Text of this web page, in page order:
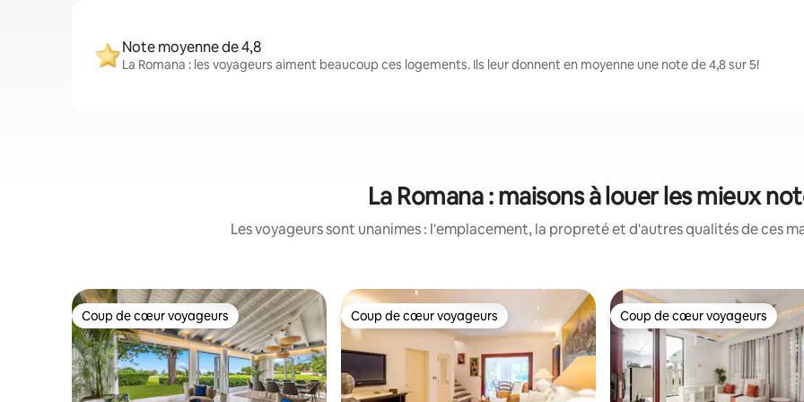
Note moyenne de 4,8
La Romana : les voyageurs aiment beaucoup ces logements. Ils leur donnent en moyenne une note de 4,8 sur 5!
La Romana : maisons à louer les mieux
Les voyageurs sont unanimes : l'emplacement, la propreté et d'autres qualités de ces
Coup de cœur voyageurs
Coup de cœur voyageurs Coup de cœur voyageurs
Coup de cœur voyageurs Coup de cœur voyageurs
Coup de cœur voyageurs